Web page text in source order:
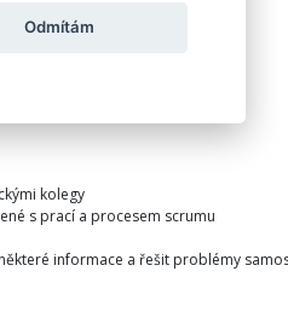
kolegy
s prací a procesem scrumu
informace a řešit problémy
Odmítám